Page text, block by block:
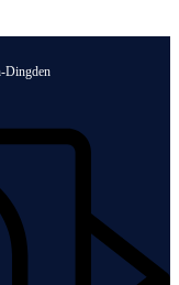
Dingden